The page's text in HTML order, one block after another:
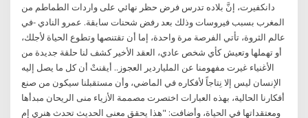
دانكفيرت، إنَّ بلاده تدرس فرض حظر نهائي على واردات الطماطم من
المغرب بسبب فيروسات وذلك بعد رفض شحنات سابقة. عمرو النادي -في
عالم الثروة، تأتي الفرصة مرة واحدة، إما أن تقتنصها وتطوع الحياة لأجلك،
أو تهملها وتعيش كأي شخص عادي، العقد الأخير كشف لنا حلقة جديدة من
الأغنياء غيرت مفهومنا عن الملياردير العجوز.. أيقنتْ أن كل ما يصل إليه
الإنسان ليس إلا نِتاجاً لأفكاره في الماضي، وأن مستقبلنا سيكون من صنع
أفكارنا الحالية، بهذه العبارات اختصرت مصممة الأزياء منى الريحان مبدأها
ومعتقداتها في الحياة، وأضافت: "هذا يحقق معنى الحديث تحدث هنري إم